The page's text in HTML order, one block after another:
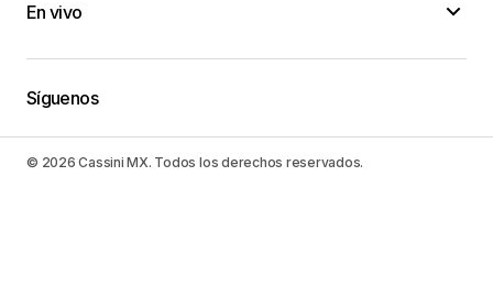
En vivo
Síguenos
© 2026 Cassini MX. Todos los derechos reservados.